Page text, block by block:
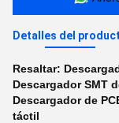
Detalles del
Resaltar:
Descargador SMT
Descargador de
táctil